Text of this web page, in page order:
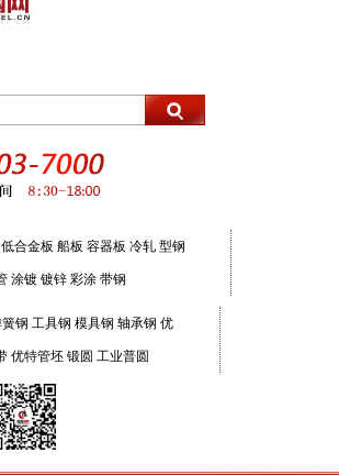
低合金板 船板 容器板 冷轧 型钢
涂镀 镀锌 彩涂 带钢
钢 工具钢 模具钢 轴承钢 优
优特管坯 锻圆 工业普圆